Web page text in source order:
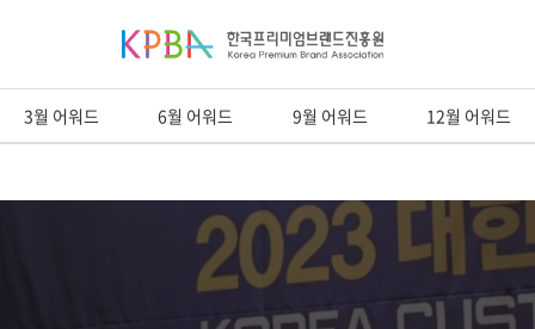
3월 어워드 6월 어워드 9월 어워드 12월 어워드